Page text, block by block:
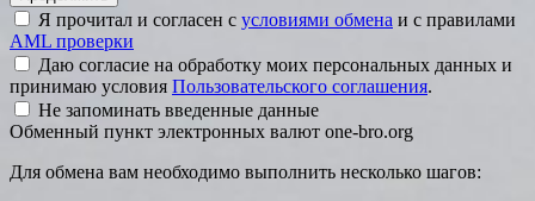
Я прочитал и согласен с условиями обмена и с правилами
AML проверки
Даю согласие на обработку моих персональных данных и
принимаю условия Пользовательского соглашения.
Не запоминать введенные данные
Обменный пункт электронных валют one-bro.org
Для обмена вам необходимо выполнить несколько шагов: